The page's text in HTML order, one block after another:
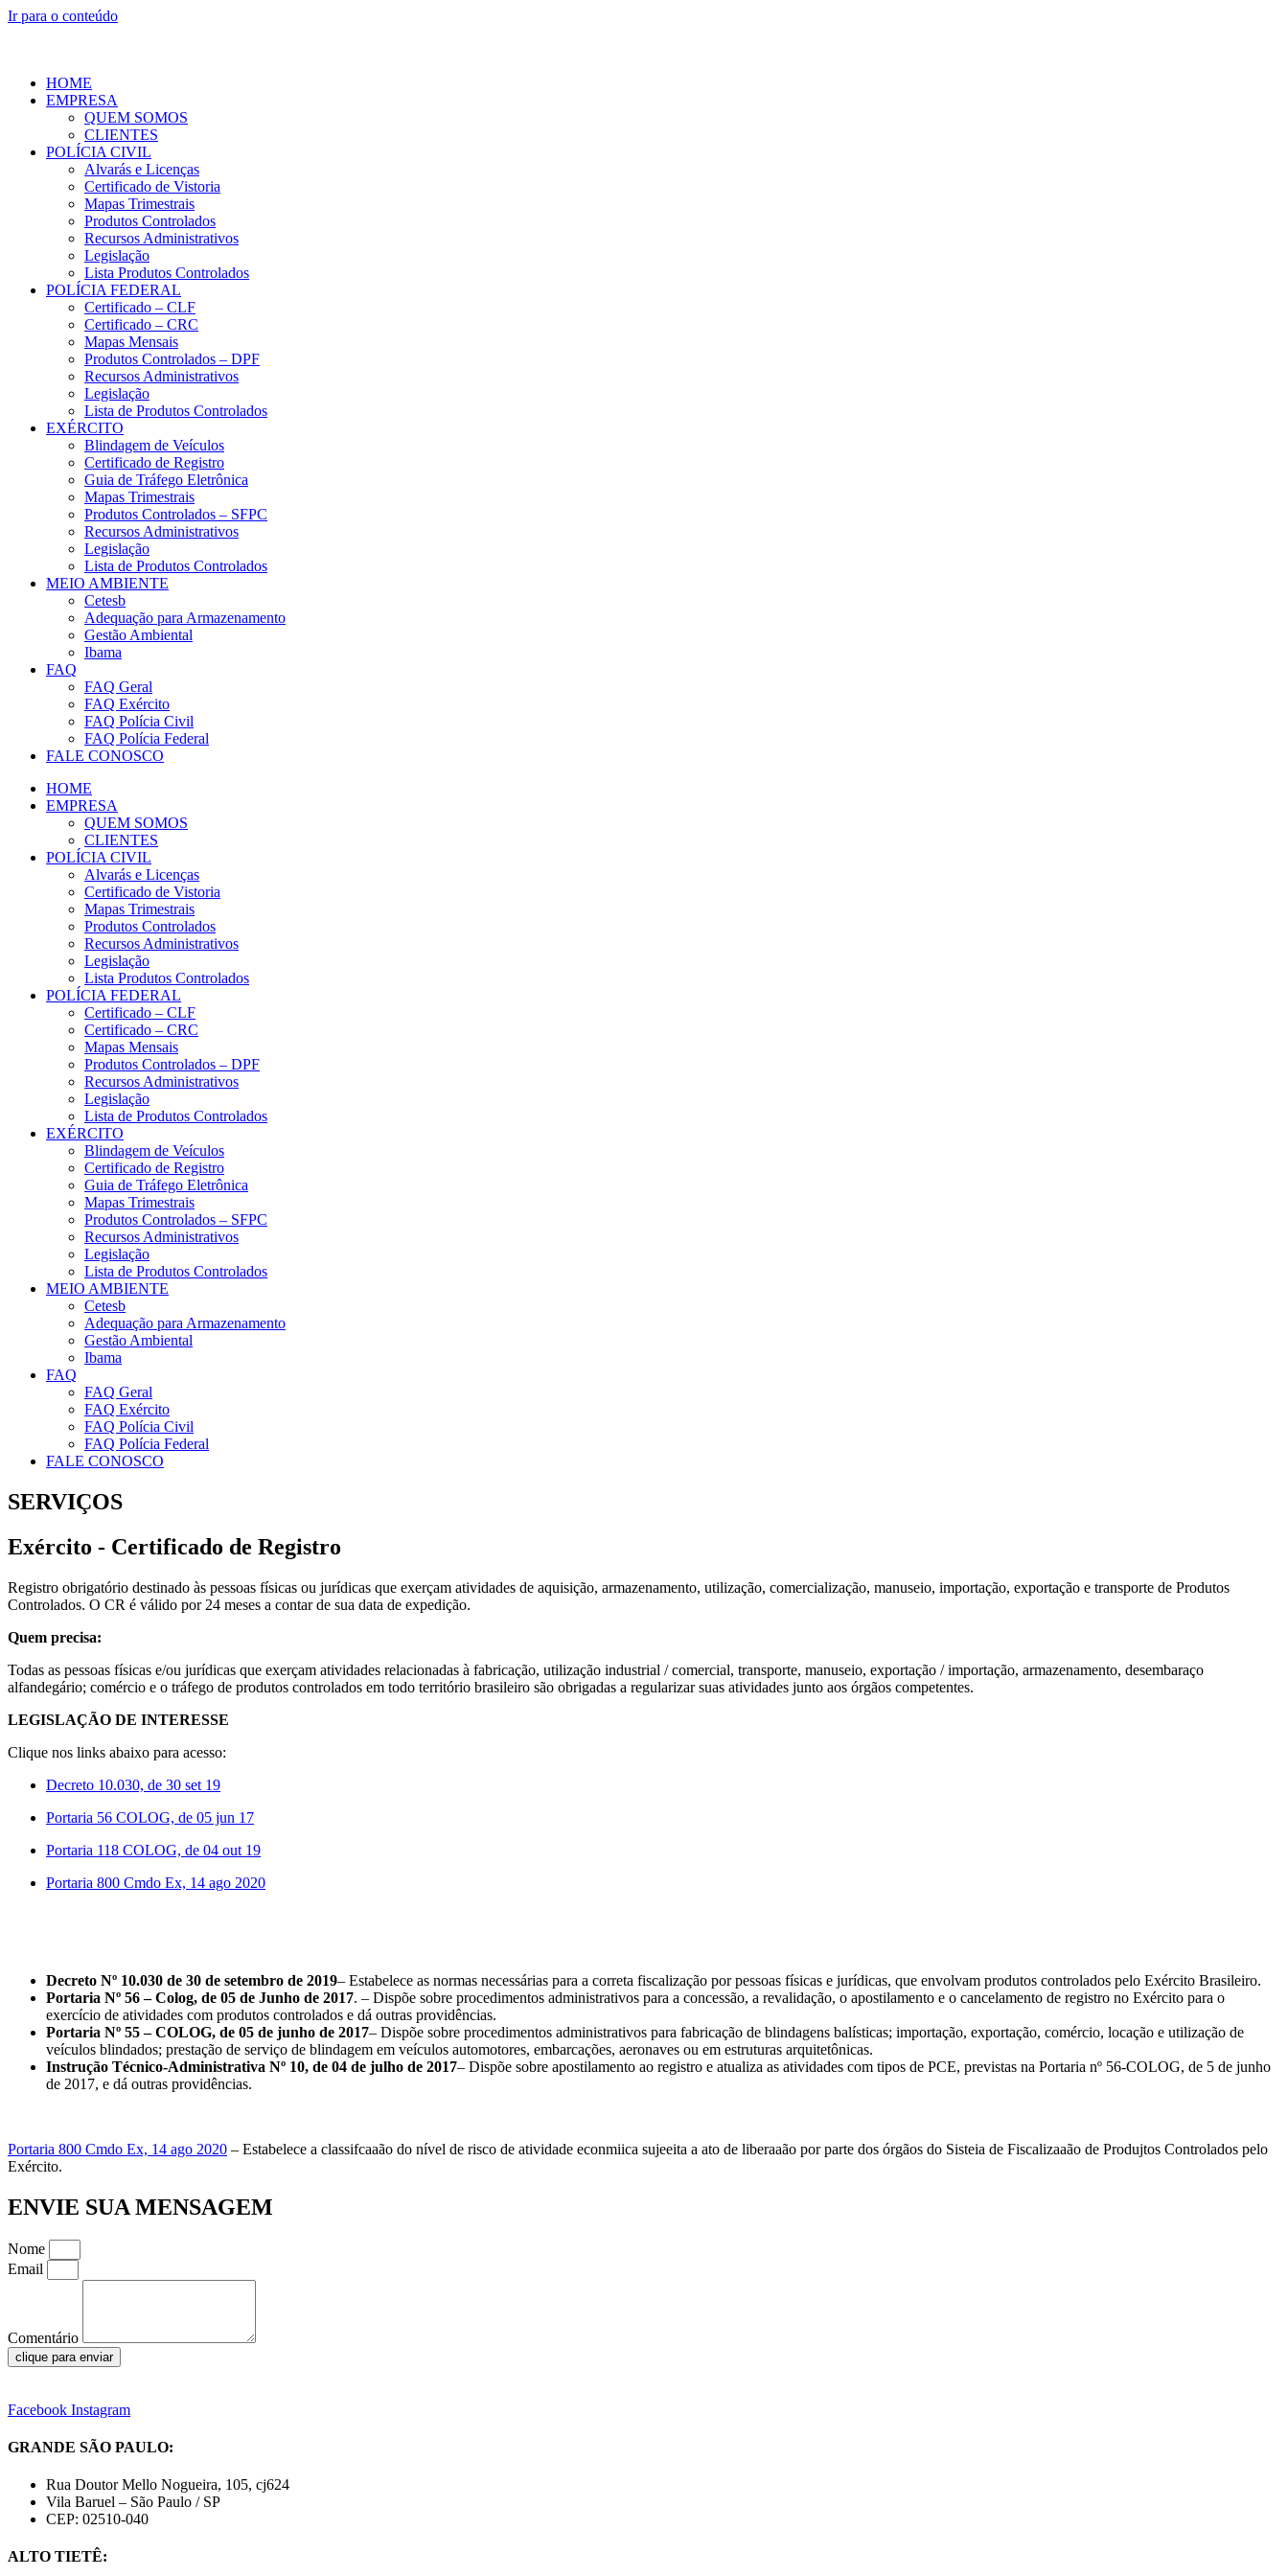
Ir para o conteúdo
HOME
EMPRESA
QUEM SOMOS
CLIENTES
POLÍCIA CIVIL
Alvarás e Licenças
Certificado de Vistoria
Mapas Trimestrais
Produtos Controlados
Recursos Administrativos
Legislação
Lista Produtos Controlados
POLÍCIA FEDERAL
Certificado – CLF
Certificado – CRC
Mapas Mensais
Produtos Controlados – DPF
Recursos Administrativos
Legislação
Lista de Produtos Controlados
EXÉRCITO
Blindagem de Veículos
Certificado de Registro
Guia de Tráfego Eletrônica
Mapas Trimestrais
Produtos Controlados – SFPC
Recursos Administrativos
Legislação
Lista de Produtos Controlados
MEIO AMBIENTE
Cetesb
Adequação para Armazenamento
Gestão Ambiental
Ibama
FAQ
FAQ Geral
FAQ Exército
FAQ Polícia Civil
FAQ Polícia Federal
FALE CONOSCO
HOME
EMPRESA
QUEM SOMOS
CLIENTES
POLÍCIA CIVIL
Alvarás e Licenças
Certificado de Vistoria
Mapas Trimestrais
Produtos Controlados
Recursos Administrativos
Legislação
Lista Produtos Controlados
POLÍCIA FEDERAL
Certificado – CLF
Certificado – CRC
Mapas Mensais
Produtos Controlados – DPF
Recursos Administrativos
Legislação
Lista de Produtos Controlados
EXÉRCITO
Blindagem de Veículos
Certificado de Registro
Guia de Tráfego Eletrônica
Mapas Trimestrais
Produtos Controlados – SFPC
Recursos Administrativos
Legislação
Lista de Produtos Controlados
MEIO AMBIENTE
Cetesb
Adequação para Armazenamento
Gestão Ambiental
Ibama
FAQ
FAQ Geral
FAQ Exército
FAQ Polícia Civil
FAQ Polícia Federal
FALE CONOSCO
SERVIÇOS
Exército - Certificado de Registro
Registro obrigatório destinado às pessoas físicas ou jurídicas que exerçam atividades de aquisição, armazenamento, utilização, comercialização, manuseio, importação, exportação e transporte de Produtos
Controlados. O CR é válido por 24 meses a contar de sua data de expedição.
Quem precisa:
Todas as pessoas físicas e/ou jurídicas que exerçam atividades relacionadas à fabricação, utilização industrial / comercial, transporte, manuseio, exportação / importação, armazenamento, desembaraço
alfandegário; comércio e o tráfego de produtos controlados em todo território brasileiro são obrigadas a regularizar suas atividades junto aos órgãos competentes.
LEGISLAÇÃO DE INTERESSE
Clique nos links abaixo para acesso:
Decreto 10.030, de 30 set 19
Portaria 56 COLOG, de 05 jun 17
Portaria 118 COLOG, de 04 out 19
Portaria 800 Cmdo Ex, 14 ago 2020
Decreto Nº 10.030 de 30 de setembro de 2019– Estabelece as normas necessárias para a correta fiscalização por pessoas físicas e jurídicas, que envolvam produtos controlados pelo Exército Brasileiro.
Portaria Nº 56 – Colog, de 05 de Junho de 2017. – Dispõe sobre procedimentos administrativos para a concessão, a revalidação, o apostilamento e o cancelamento de registro no Exército para o
exercício de atividades com produtos controlados e dá outras providências.
Portaria Nº 55 – COLOG, de 05 de junho de 2017– Dispõe sobre procedimentos administrativos para fabricação de blindagens balísticas; importação, exportação, comércio, locação e utilização de
veículos blindados; prestação de serviço de blindagem em veículos automotores, embarcações, aeronaves ou em estruturas arquitetônicas.
Instrução Técnico-Administrativa Nº 10, de 04 de julho de 2017– Dispõe sobre apostilamento ao registro e atualiza as atividades com tipos de PCE, previstas na Portaria nº 56-COLOG, de 5 de junho
de 2017, e dá outras providências.
Portaria 800 Cmdo Ex, 14 ago 2020 – Estabelece a classifcaaão do nível de risco de atividade econmiica sujeeita a ato de liberaaão por parte dos órgãos do Sisteia de Fiscalizaaão de Produjtos Controlados pelo
Exército.
ENVIE SUA MENSAGEM
Nome
Email
Comentário
clique para enviar
Facebook Instagram
GRANDE SÃO PAULO:
Rua Doutor Mello Nogueira, 105, cj624
Vila Baruel – São Paulo / SP
CEP: 02510-040
ALTO TIETÊ: